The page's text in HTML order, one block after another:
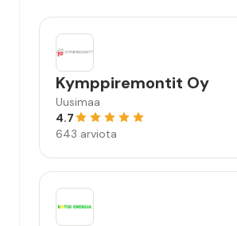
Kymppiremontit Oy
Uusimaa
4.7
643 arviota